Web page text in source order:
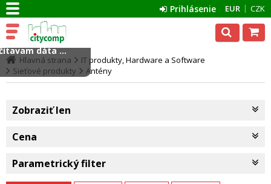
EUR CZK
Prihlásenie
Hlavná strana
IT produkty, Hardware a Software
Sieťové produkty
Antény
Zobraziť len
Cena
Parametrický filter
dáta ...